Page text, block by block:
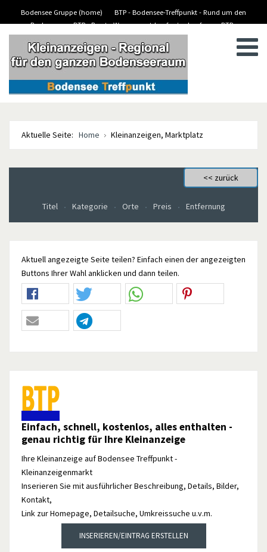
Bodensee Gruppe (home)
BTP - Bodensee-Treffpunkt - Rund um den
Bodensee
BTP - Boote-Wassersport-kaufen/verkaufen
BTP -
BTP - Kleinanzeigen
Aktuelle Seite: Home Kleinanzeigen, Marktplatz
Titel Kategorie Orte Preis Entfernung
Aktuell angezeigte Seite teilen? Einfach einen der angezeigten
Buttons Ihrer Wahl anklicken und dann teilen.
Einfach, schnell, kostenlos, alles enthalten -
genau richtig für Ihre Kleinanzeige
Ihre Kleinanzeige auf Bodensee Treffpunkt -
Kleinanzeigenmarkt
Inserieren Sie mit ausführlicher Beschreibung, Details, Bilder,
Kontakt,
Link zur Homepage, Detailsuche, Umkreissuche u.v.m.
INSERIEREN/EINTRAG ERSTELLEN